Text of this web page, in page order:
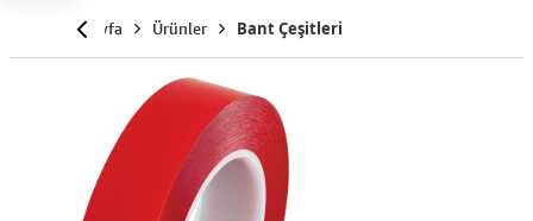
Anasayfa Ürünler Bant Çeşitleri